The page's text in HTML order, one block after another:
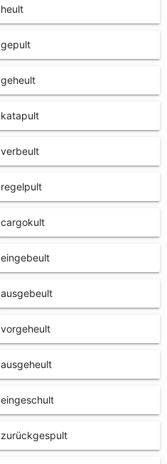
heult
gepult
geheult
katapult
verbeult
regelpult
cargokult
eingebeult
ausgebeult
vorgeheult
ausgeheult
eingeschult
zurückgespult